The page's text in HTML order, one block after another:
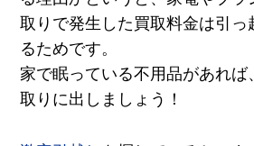
取りで発生した買取料金は引っ
るためです。
家で眠っている不用品があれば
取りに出しましょう！